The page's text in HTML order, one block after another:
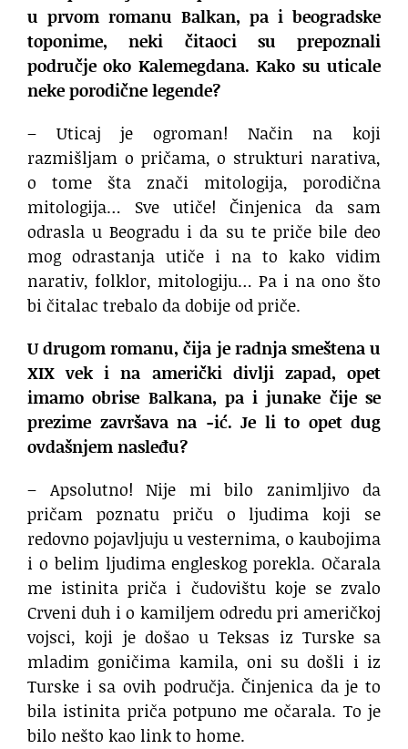
u prvom romanu Balkan, pa i beogradske
toponime, neki čitaoci su prepoznali
područje oko Kalemegdana. Kako su uticale
neke porodične legende?
– Uticaj je ogroman! Način na koji
razmišljam o pričama, o strukturi narativa,
o tome šta znači mitologija, porodična
mitologija… Sve utiče! Činjenica da sam
odrasla u Beogradu i da su te priče bile deo
mog odrastanja utiče i na to kako vidim
narativ, folklor, mitologiju… Pa i na ono što
bi čitalac trebalo da dobije od priče.
U drugom romanu, čija je radnja smeštena u
XIX vek i na američki divlji zapad, opet
imamo obrise Balkana, pa i junake čije se
prezime završava na -ić. Je li to opet dug
ovdašnjem nasleđu?
– Apsolutno! Nije mi bilo zanimljivo da
pričam poznatu priču o ljudima koji se
redovno pojavljuju u vesternima, o kaubojima
i o belim ljudima engleskog porekla. Očarala
me istinita priča i čudovištu koje se zvalo
Crveni duh i o kamiljem odredu pri američkoj
vojsci, koji je došao u Teksas iz Turske sa
mladim goničima kamila, oni su došli i iz
Turske i sa ovih područja. Činjenica da je to
bila istinita priča potpuno me očarala. To je
bilo nešto kao link to home.